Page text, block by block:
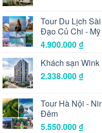
Tour Du Lịch
Đạo Củ Chi -
4.900.000 ₫
Khách sạn
2.338.000 ₫
Tour Hà Nội -
Đêm
5.550.000 ₫